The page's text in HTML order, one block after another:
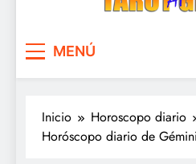
MENÚ
Inicio
Horoscopo diario
Horóscopo diario de